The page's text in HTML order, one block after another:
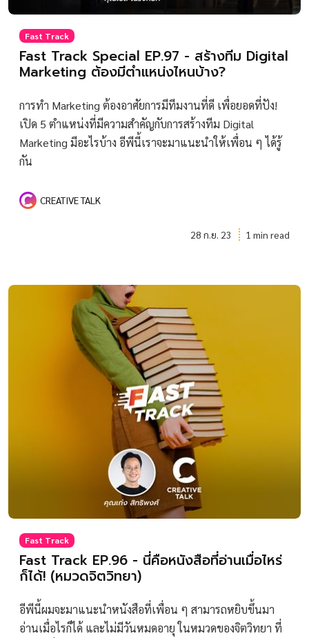
Fast Track
Fast Track Special EP.97 - สร้างทีม Digital
Marketing ต้องมีตำแหน่งไหนบ้าง?
การทำ Marketing ต้องอาศัยการมีทีมงานที่ดี เพื่อยอดที่ปัง!
เปิด 5 ตำแหน่งที่มีความสำคัญกับการสร้างทีม Digital
Marketing มีอะไรบ้าง อีพีนี้เราจะมาแนะนำให้เพื่อน ๆ ได้รู้
กัน
CREATIVE TALK
28 ก.ย. 23 1 min read
Fast Track
Fast Track EP.96 - นี่คือหนังสือที่อ่านเมื่อไหร่
ก็ได้! (หมวดจิตวิทยา)
อีพีนี้ผมจะมาแนะนำหนังสือที่เพื่อน ๆ สามารถหยิบขึ้นมา
อ่านเมื่อไรก็ได้ และไม่มีวันหมดอายุ ในหมวดของจิตวิทยา ที่